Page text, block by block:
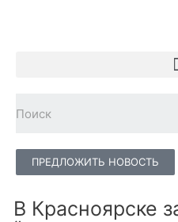
ПРЕДЛОЖИТЬ НОВОСТЬ
В Красноярске